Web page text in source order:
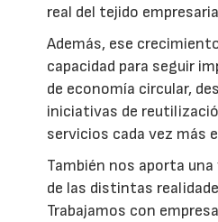
real del tejido
Además, ese
capacidad para seguir
de economía circular,
iniciativas de
servicios cada vez más
También nos aporta
de las distintas
Trabajamos con